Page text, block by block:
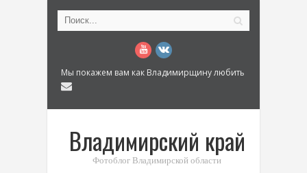
Мы покажем вам как Владимирщину любить
Владимирский край
Фотоблог Владимирской области